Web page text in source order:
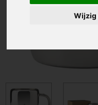
Wijzig